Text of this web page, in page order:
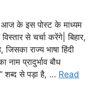
के इस पोस्ट के माध्यम
से चर्चा करेंगे| बिहार,
जिसका राज्य भाषा हिंदी
नाम प्रादुर्भाव बौध
शब्द से पड़ा है, … Read